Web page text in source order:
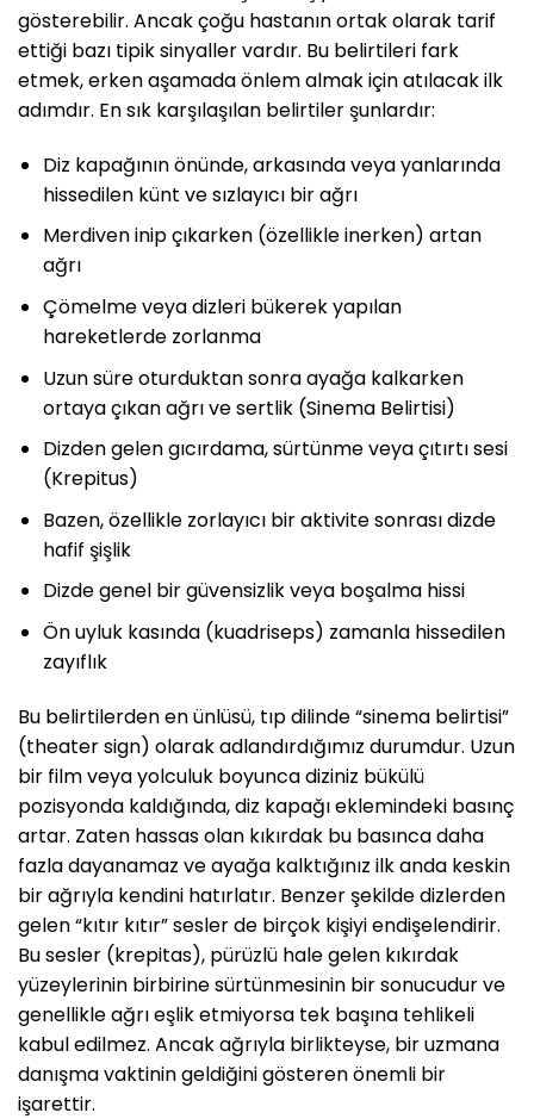
gösterebilir. Ancak çoğu hastanın ortak olarak tarif
ettiği bazı tipik sinyaller vardır. Bu belirtileri fark
etmek, erken aşamada önlem almak için atılacak ilk
adımdır. En sık karşılaşılan belirtiler şunlardır:
Diz kapağının önünde, arkasında veya yanlarında
hissedilen künt ve sızlayıcı bir ağrı
Merdiven inip çıkarken (özellikle inerken) artan
ağrı
Çömelme veya dizleri bükerek yapılan
hareketlerde zorlanma
Uzun süre oturduktan sonra ayağa kalkarken
ortaya çıkan ağrı ve sertlik (Sinema Belirtisi)
Dizden gelen gıcırdama, sürtünme veya çıtırtı sesi
(Krepitus)
Bazen, özellikle zorlayıcı bir aktivite sonrası dizde
hafif şişlik
Dizde genel bir güvensizlik veya boşalma hissi
Ön uyluk kasında (kuadriseps) zamanla hissedilen
zayıflık
Bu belirtilerden en ünlüsü, tıp dilinde “sinema belirtisi”
(theater sign) olarak adlandırdığımız durumdur. Uzun
bir film veya yolculuk boyunca diziniz bükülü
pozisyonda kaldığında, diz kapağı eklemindeki basınç
artar. Zaten hassas olan kıkırdak bu basınca daha
fazla dayanamaz ve ayağa kalktığınız ilk anda keskin
bir ağrıyla kendini hatırlatır. Benzer şekilde dizlerden
gelen “kıtır kıtır” sesler de birçok kişiyi endişelendirir.
Bu sesler (krepitas), pürüzlü hale gelen kıkırdak
yüzeylerinin birbirine sürtünmesinin bir sonucudur ve
genellikle ağrı eşlik etmiyorsa tek başına tehlikeli
kabul edilmez. Ancak ağrıyla birlikteyse, bir uzmana
danışma vaktinin geldiğini gösteren önemli bir
işarettir.